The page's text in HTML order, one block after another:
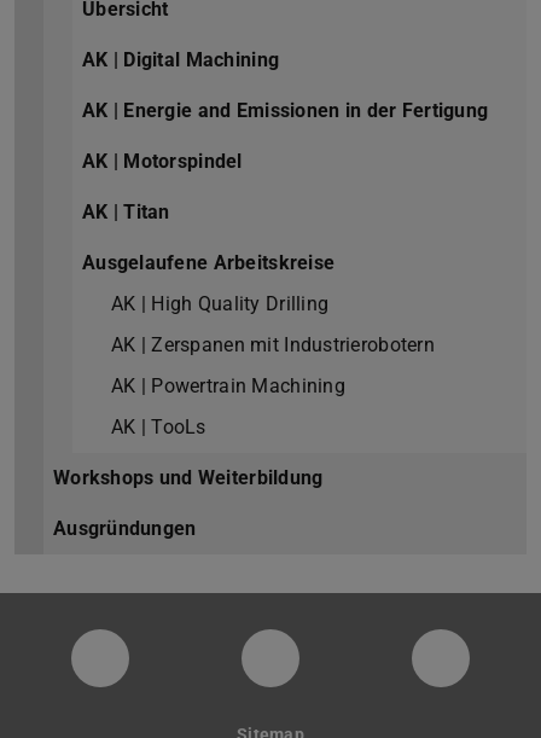
Übersicht
AK | Digital Machining
AK | Energie and Emissionen in der Fertigung
AK | Motorspindel
AK | Titan
Ausgelaufene Arbeitskreise
AK | High Quality Drilling
AK | Zerspanen mit Industrierobotern
AK | Powertrain Machining
AK | TooLs
Workshops und Weiterbildung
Ausgründungen
PTW YouTube KanalPTW LinkedIn